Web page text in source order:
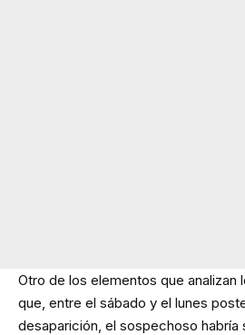
Otro de los elementos que analizan
que, entre el sábado y el lunes
desaparición, el sospechoso habría